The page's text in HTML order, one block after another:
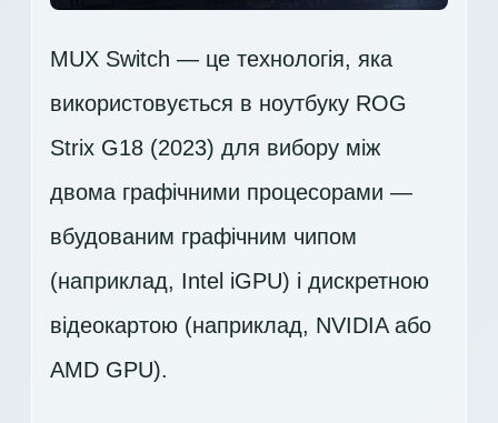
MUX Switch — це технологія, яка
використовується в ноутбуку ROG
Strix G18 (2023) для вибору між
двома графічними процесорами —
вбудованим графічним чипом
(наприклад, Intel iGPU) і дискретною
відеокартою (наприклад, NVIDIA або
AMD GPU).